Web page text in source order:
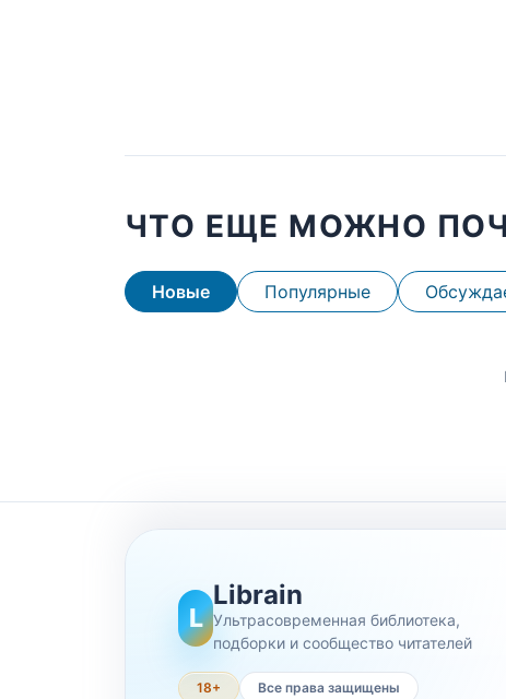
ЧТО ЕЩЕ МОЖНО
Новые Популярные
L
Librain
Ультрасовременная библиотека,
подборки и сообщество читателей
18+ Все права защищены